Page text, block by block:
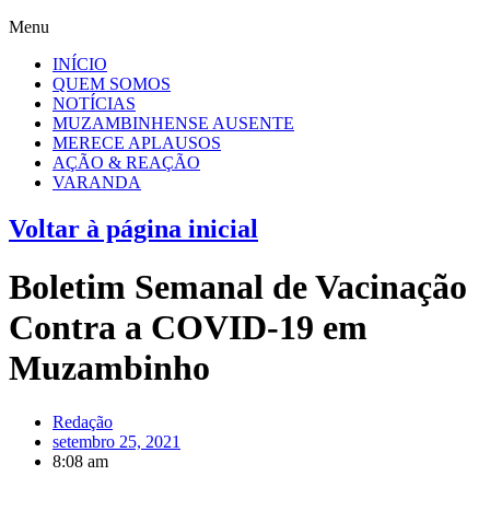
Menu
INÍCIO
QUEM SOMOS
NOTÍCIAS
MUZAMBINHENSE AUSENTE
MERECE APLAUSOS
AÇÃO & REAÇÃO
VARANDA
Voltar à página inicial
Boletim Semanal de Vacinação
Contra a COVID-19 em
Muzambinho
Redação
setembro 25, 2021
8:08 am